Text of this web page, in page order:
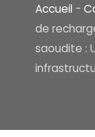
Accueil -
de
saoudite :